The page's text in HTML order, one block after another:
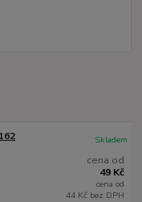
cena od
49 Kč
cena od
44 Kč bez DPH
Skladem